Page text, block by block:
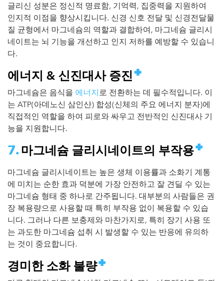
글리신 성분은 정신적 명료함, 기억력, 집중력을 지원하여
인지적 이점을 향상시킵니다. 신경 신호 전달 및 신경전달물
질 균형에서 마그네슘의 역할과 결합하여, 마그네슘 글리시
네이트는 뇌 기능을 개선하고 인지 저하를 예방할 수 있습니
다.
에너지 & 신진대사 증진
마그네슘은 음식을 에너지로 전환하는 데 필수적입니다. 이
는 ATP(아데노신 삼인산) 합성(신체의 주요 에너지 분자)에
직접적인 역할을 하여 피로와 싸우고 전반적인 신진대사 기
능을 지원합니다.
마그네슘 글리시네이트의 부작용
마그네슘 글리시네이트는 높은 생체 이용률과 소화기 계통
에 미치는 순한 효과 덕분에 가장 안전하고 잘 견딜 수 있는
마그네슘 형태 중 하나로 간주됩니다. 대부분의 사람들은 권
장 복용량으로 사용할 때 특히 부작용 없이 복용할 수 있습
니다. 그러나 다른 보충제와 마찬가지로, 특히 장기 사용 또
는 과도한 마그네슘 섭취 시 발생할 수 있는 반응에 유의하
는 것이 중요합니다.
경미한 소화 불량